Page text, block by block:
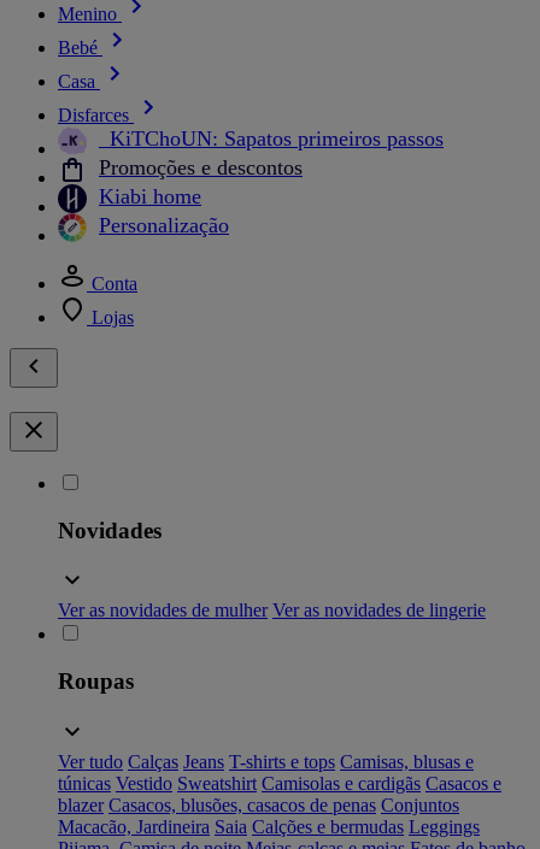
Menino
Bebé
Casa
Disfarces
_KiTChoUN: Sapatos primeiros passos
Promoções e descontos
Kiabi home
Personalização
Conta
Lojas
Novidades
Ver as novidades de mulher Ver as novidades de lingerie
Roupas
Ver tudo Calças Jeans T-shirts e tops Camisas, blusas e
túnicas Vestido Sweatshirt Camisolas e cardigãs Casacos e
blazer Casacos, blusões, casacos de penas Conjuntos
Macacão, Jardineira Saia Calções e bermudas Leggings